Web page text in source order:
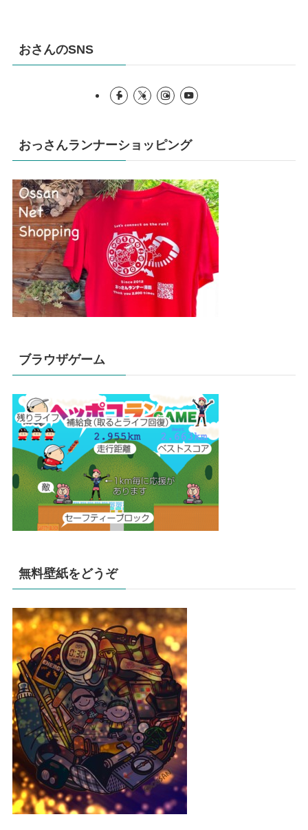
おさんのSNS
おっさんランナーショッピング
ブラウザゲーム
無料壁紙をどうぞ